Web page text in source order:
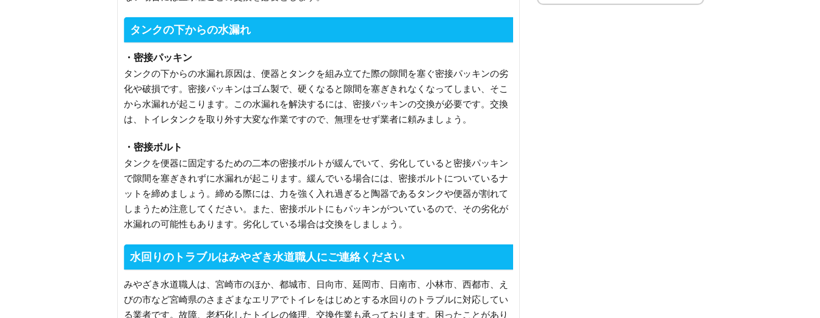
タンクの下からの水漏れ
・密接パッキン
タンクの下からの水漏れ原因は、便器とタンクを組み立てた際の隙間を塞ぐ密接パッキンの劣
化や破損です。密接パッキンはゴム製で、硬くなると隙間を塞ぎきれなくなってしまい、そこ
から水漏れが起こります。この水漏れを解決するには、密接パッキンの交換が必要です。交換
は、トイレタンクを取り外す大変な作業ですので、無理をせず業者に頼みましょう。
・密接ボルト
タンクを便器に固定するための二本の密接ボルトが緩んでいて、劣化していると密接パッキン
で隙間を塞ぎきれずに水漏れが起こります。緩んでいる場合には、密接ボルトについているナ
ットを締めましょう。締める際には、力を強く入れ過ぎると陶器であるタンクや便器が割れて
しまうため注意してください。また、密接ボルトにもパッキンがついているので、その劣化が
水漏れの可能性もあります。劣化している場合は交換をしましょう。
水回りのトラブルはみやざき水道職人にご連絡ください
みやざき水道職人は、宮崎市のほか、都城市、日向市、延岡市、日南市、小林市、西都市、え
びの市など宮崎県のさまざまなエリアでトイレをはじめとする水回りのトラブルに対応してい
る業者です。故障、老朽化したトイレの修理、交換作業も承っております。困ったことがあり